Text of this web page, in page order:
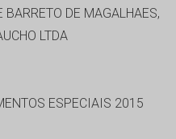
BARRETO DE MAGALHAES,
LTDA
ESPECIAIS 2015